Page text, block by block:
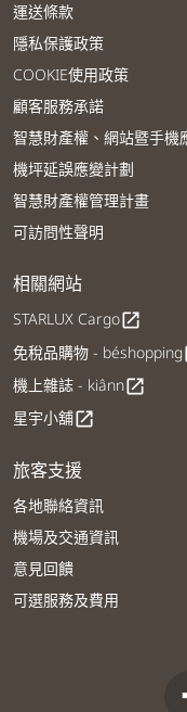
運送條款
隱私保護政策
COOKIE使用政策
顧客服務承諾
智慧財產權、網站暨手機
機坪延誤應變計劃
智慧財產權管理計畫
可訪問性聲明
相關網站
STARLUX Cargoopen_in_new
免稅品購物 - béshopping
機上雜誌 - kiânnopen_in_new
星宇小舖open_in_new
旅客支援
各地聯絡資訊
機場及交通資訊
意見回饋
可選服務及費用